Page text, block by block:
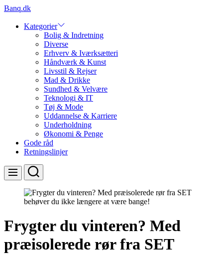
Skip
content
Banq.dk
Kategorier
Bolig & Indretning
Diverse
Erhverv & Iværksætteri
Håndværk & Kunst
Livsstil & Rejser
Mad & Drikke
Sundhed & Velvære
Teknologi & IT
Tøj & Mode
Uddannelse & Karriere
Underholdning
Økonomi & Penge
Gode råd
Retningslinjer
Menu Search
Frygter du vinteren? Med
præisolerede rør fra SET